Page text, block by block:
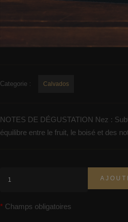
Categorie : Calvados
NOTES DE DÉGUSTATION Nez :
équilibre entre le fruit, le boisé et des
Champs obligatoires